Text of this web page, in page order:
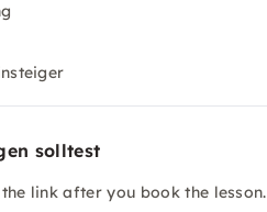
solltest
link after you book the lesson.